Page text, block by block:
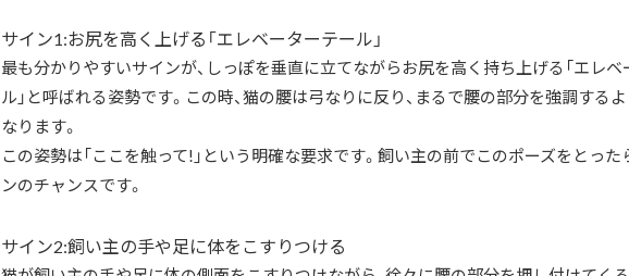
サイン1:お尻を高く上げる「エレベーターテール」
最も分かりやすいサインが、しっぽを垂直に立てながらお尻を高く持ち上げる「エレベ
ル」と呼ばれる姿勢です。この時、猫の腰は弓なりに反り、まるで腰の部分を強調する
なります。
この姿勢は「ここを触って!」という明確な要求です。飼い主の前でこのポーズをとった
ンのチャンスです。
サイン2:飼い主の手や足に体をこすりつける